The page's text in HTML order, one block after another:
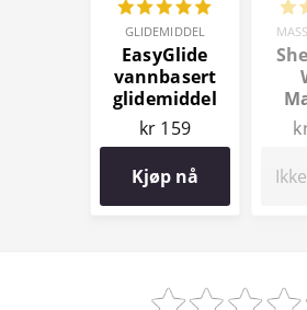
GLIDEMIDDEL
EasyGlide
vannbasert
glidemiddel
150 ml
kr 159
Kjøp nå